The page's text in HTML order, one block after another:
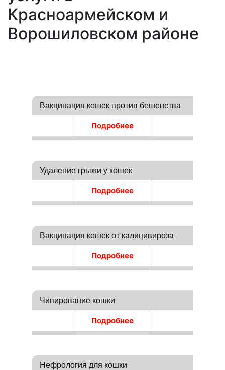
Красноармейском и
Ворошиловском районе
Вакцинация кошек против бешенства
Подробнее
Удаление грыжи у кошек
Подробнее
Вакцинация кошек от калицивироза
Подробнее
Чипирование кошки
Подробнее
Нефрология для кошки